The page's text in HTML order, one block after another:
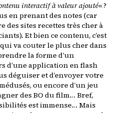
interactif à valeur ajouté« ?
en prenant des notes (car
des sites recettes très cher à
Et bien ce contenu, c’est
va couter le plus cher dans
la forme d’un
d’une application en flash
déguiser et d’envoyer votre
ou encore d’un jeu
des BO du film… Bref,
est immense… Mais